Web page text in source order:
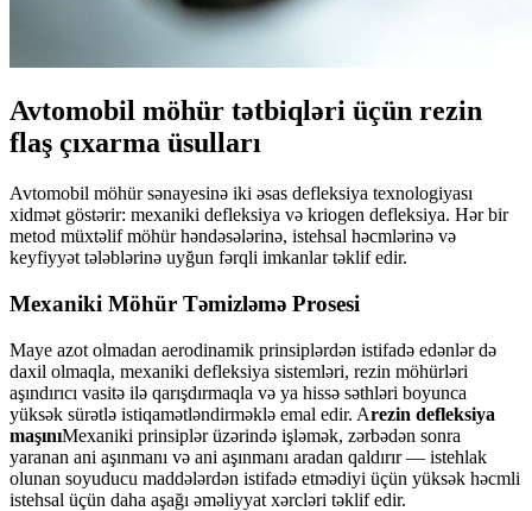
Avtomobil möhür tətbiqləri üçün rezin
flaş çıxarma üsulları
Avtomobil möhür sənayesinə iki əsas defleksiya texnologiyası
xidmət göstərir: mexaniki defleksiya və kriogen defleksiya. Hər bir
metod müxtəlif möhür həndəsələrinə, istehsal həcmlərinə və
keyfiyyət tələblərinə uyğun fərqli imkanlar təklif edir.
Mexaniki Möhür Təmizləmə Prosesi
Maye azot olmadan aerodinamik prinsiplərdən istifadə edənlər də
daxil olmaqla, mexaniki defleksiya sistemləri, rezin möhürləri
aşındırıcı vasitə ilə qarışdırmaqla və ya hissə səthləri boyunca
yüksək sürətlə istiqamətləndirməklə emal edir. Arezin defleksiya
maşınıMexaniki prinsiplər üzərində işləmək, zərbədən sonra
yaranan ani aşınmanı və ani aşınmanı aradan qaldırır — istehlak
olunan soyuducu maddələrdən istifadə etmədiyi üçün yüksək həcmli
istehsal üçün daha aşağı əməliyyat xərcləri təklif edir.